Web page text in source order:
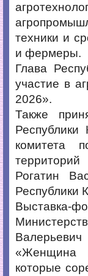
техники и
и фермеры.
Глава
участие в
2026».
Также
комитета
Рогатин
Республики
Выставка-
«Женщина
которые